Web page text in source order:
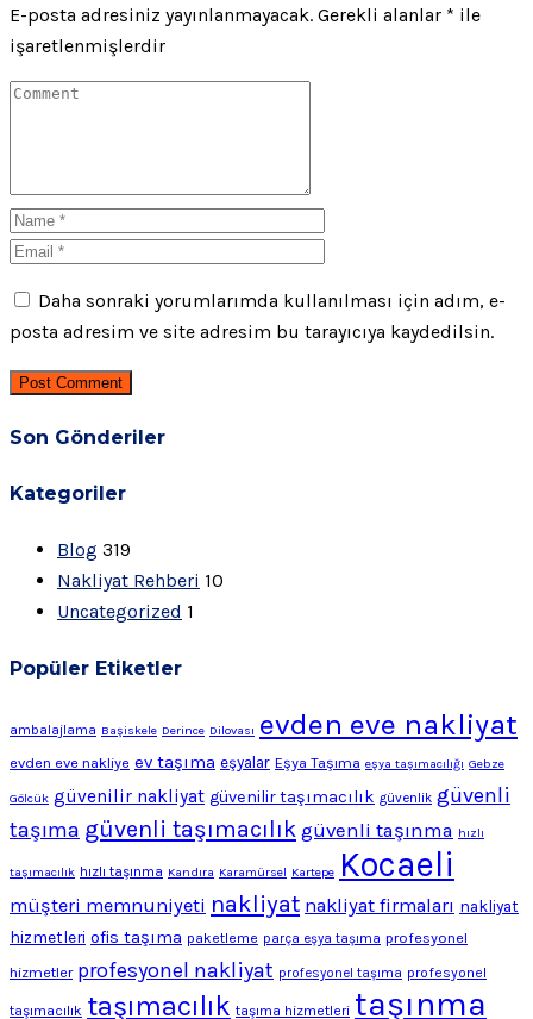
E-posta adresiniz yayınlanmayacak. Gerekli alanlar * ile
işaretlenmişlerdir
Daha sonraki yorumlarımda kullanılması için adım, e-
posta adresim ve site adresim bu tarayıcıya kaydedilsin.
Post Comment
Son Gönderiler
Kategoriler
Blog 319
Nakliyat Rehberi 10
Uncategorized 1
Popüler Etiketler
ambalajlama Başiskele Derince Dilovası evden eve nakliyat
evden eve nakliye ev taşıma eşyalar Eşya Taşıma eşya taşımacılığı Gebze
Gölcük güvenilir nakliyat güvenilir taşımacılık güvenlik güvenli
taşıma güvenli taşımacılık güvenli taşınma hızlı
taşımacılık hızlı taşınma Kandıra Karamürsel Kartepe Kocaeli
müşteri memnuniyeti nakliyat nakliyat firmaları nakliyat
hizmetleri ofis taşıma paketleme parça eşya taşıma profesyonel
hizmetler profesyonel nakliyat profesyonel taşıma profesyonel
taşımacılık taşımacılık taşıma hizmetleri taşınma